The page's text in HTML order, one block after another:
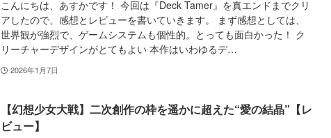
こんにちは、あすかです！ 今回は『Deck Tamer』を真エンドまでクリ
アしたので、感想とレビューを書いていきます。 まず感想としては、
世界観が強烈で、ゲームシステムも個性的。とっても面白かった！ ク
リーチャーデザインがとてもよい 本作はいわゆるデ…
2026年1月7日
【幻想少女大戦】二次創作の枠を遥かに超えた“愛の結晶”【レ
ビュー】